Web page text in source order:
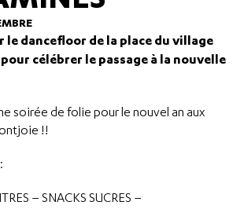
le dancefloor de la place du village
célébrer le passage à la nouvelle
soirée de folie pour le nouvel an aux
!!
– SNACKS SUCRES –